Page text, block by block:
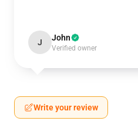
J John
Verified owner
Write your review